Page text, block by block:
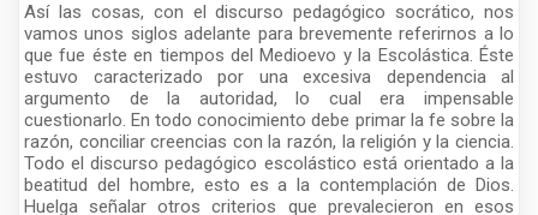
Así las cosas, con el discurso pedagógico socrático, nos
vamos unos siglos adelante para brevemente referirnos a lo
que fue éste en tiempos del Medioevo y la Escolástica. Éste
estuvo caracterizado por una excesiva dependencia al
argumento de la autoridad, lo cual era impensable
cuestionarlo. En todo conocimiento debe primar la fe sobre la
razón, conciliar creencias con la razón, la religión y la ciencia.
Todo el discurso pedagógico escolástico está orientado a la
beatitud del hombre, esto es a la contemplación de Dios.
Huelga señalar otros criterios que prevalecieron en esos